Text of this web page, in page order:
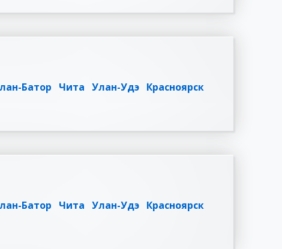
Батор Чита Улан-Удэ Красноярск
Батор Чита Улан-Удэ Красноярск